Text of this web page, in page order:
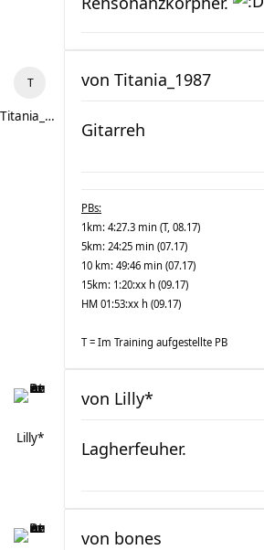
Titania_1987
von Titania_1987
Gitarreh
PBs:
1km: 4:27.3 min (T, 08.17)
5km: 24:25 min (07.17)
10 km: 49:46 min (07.17)
15km: 1:20:xx h (09.17)
HM 01:53:xx h (09.17)
T = Im Training aufgestellte PB
Lilly*
von Lilly*
Lagherfeuher.
von bones